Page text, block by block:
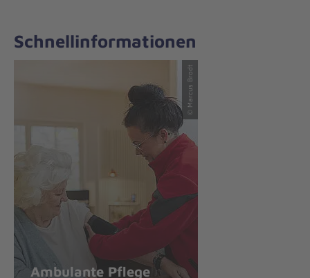
Schnellinformationen
© Marcus Brodt
Ambulante Pflege